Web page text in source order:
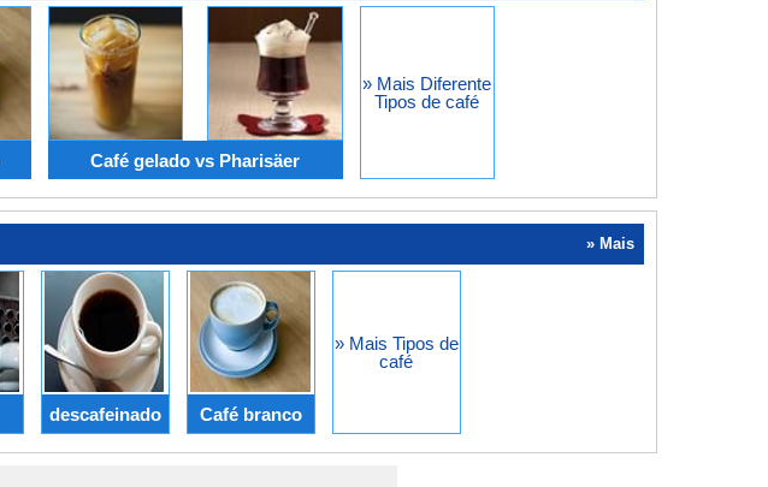
Café gelado vs Pharisäer
» Mais Diferente
Tipos de café
» Mais
descafeinado Café branco
» Mais Tipos de
café